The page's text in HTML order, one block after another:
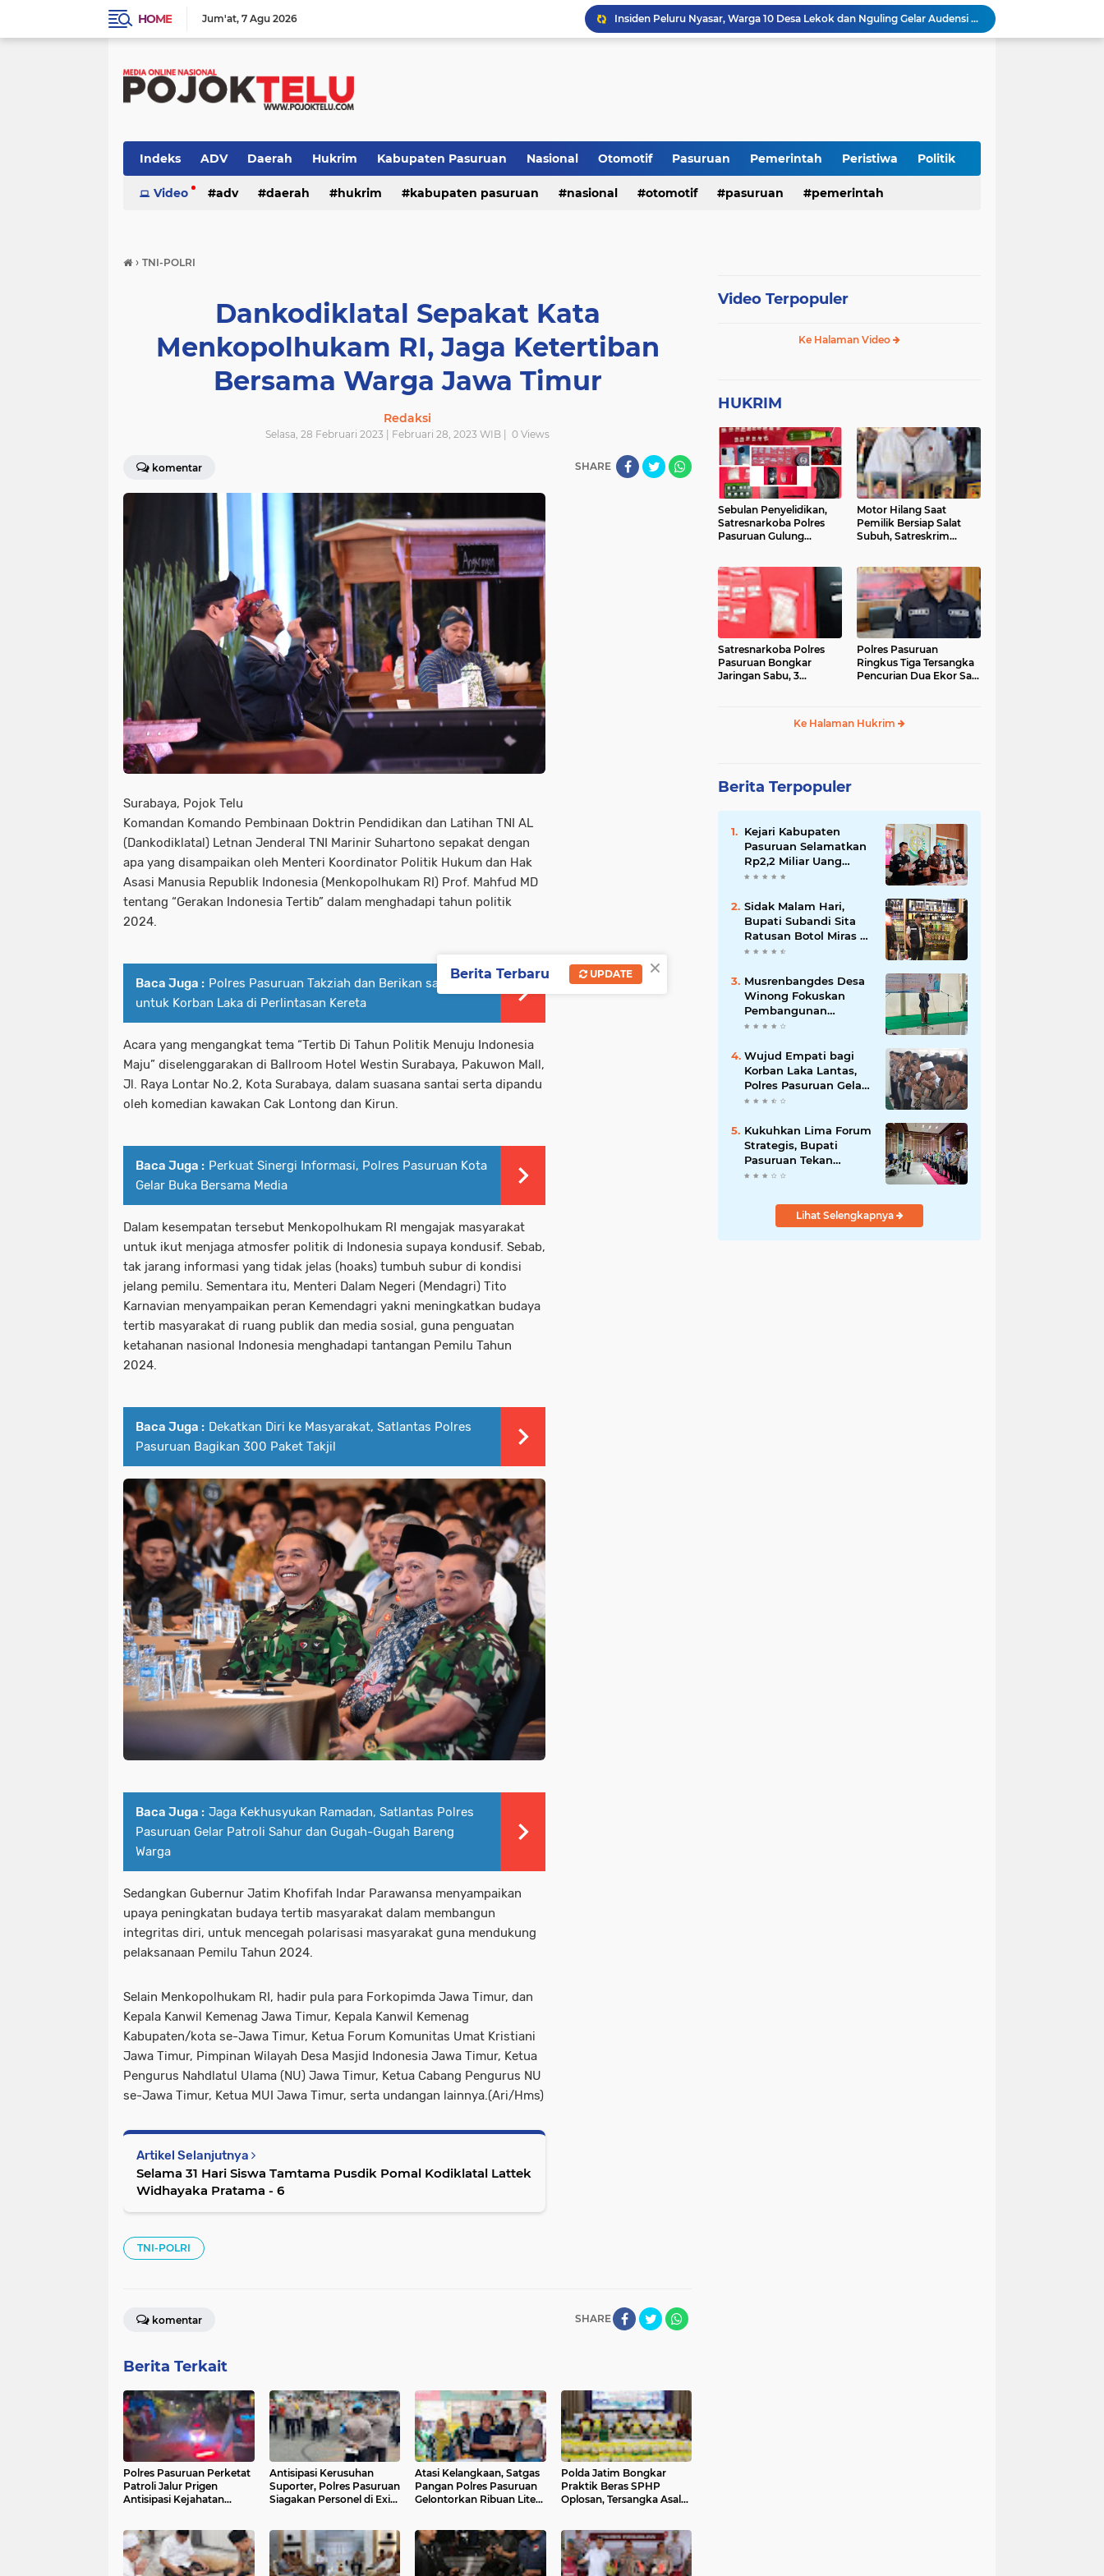
HOME Jum'at 7 Agu 2026 Insiden Peluru Nyasar, Warga 10 Desa Lekok dan Nguling Gelar Audensi dengan Bupati Pasuruan
Indeks ADV Daerah Hukrim Kabupaten Pasuruan Nasional Otomotif Pasuruan Pemerintah Peristiwa Politik
Sidoarjo TNI - POLRI TNI-POLRI
Video adv daerah hukrim kabupaten pasuruan nasional otomotif pasuruan pemerintah
› TNI-POLRI
Dankodiklatal Sepakat Kata
Menkopolhukam RI, Jaga Ketertiban
Bersama Warga Jawa Timur
Redaksi
Selasa, 28 Februari 2023 | Februari 28, 2023 WIB | 0 Views
komentar SHARE
Surabaya, Pojok Telu
Komandan Komando Pembinaan Doktrin Pendidikan dan Latihan TNI AL
(Dankodiklatal) Letnan Jenderal TNI Marinir Suhartono sepakat dengan
apa yang disampaikan oleh Menteri Koordinator Politik Hukum dan Hak
Asasi Manusia Republik Indonesia (Menkopolhukam RI) Prof. Mahfud MD
tentang “Gerakan Indonesia Tertib” dalam menghadapi tahun politik
2024.
Baca Juga : Polres Pasuruan Takziah dan Berikan santunan
untuk Korban Laka di Perlintasan Kereta
Acara yang mengangkat tema “Tertib Di Tahun Politik Menuju Indonesia
Maju” diselenggarakan di Ballroom Hotel Westin Surabaya, Pakuwon Mall,
Jl. Raya Lontar No.2, Kota Surabaya, dalam suasana santai serta dipandu
oleh komedian kawakan Cak Lontong dan Kirun.
Baca Juga : Perkuat Sinergi Informasi, Polres Pasuruan Kota
Gelar Buka Bersama Media
Dalam kesempatan tersebut Menkopolhukam RI mengajak masyarakat
untuk ikut menjaga atmosfer politik di Indonesia supaya kondusif. Sebab,
tak jarang informasi yang tidak jelas (hoaks) tumbuh subur di kondisi
jelang pemilu. Sementara itu, Menteri Dalam Negeri (Mendagri) Tito
Karnavian menyampaikan peran Kemendagri yakni meningkatkan budaya
tertib masyarakat di ruang publik dan media sosial, guna penguatan
ketahanan nasional Indonesia menghadapi tantangan Pemilu Tahun
2024.
Baca Juga : Dekatkan Diri ke Masyarakat, Satlantas Polres
Pasuruan Bagikan 300 Paket Takjil
Baca Juga : Jaga Kekhusyukan Ramadan, Satlantas Polres
Pasuruan Gelar Patroli Sahur dan Gugah-Gugah Bareng
Warga
Sedangkan Gubernur Jatim Khofifah Indar Parawansa menyampaikan
upaya peningkatan budaya tertib masyarakat dalam membangun
integritas diri, untuk mencegah polarisasi masyarakat guna mendukung
pelaksanaan Pemilu Tahun 2024.
Selain Menkopolhukam RI, hadir pula para Forkopimda Jawa Timur, dan
Kepala Kanwil Kemenag Jawa Timur, Kepala Kanwil Kemenag
Kabupaten/kota se-Jawa Timur, Ketua Forum Komunitas Umat Kristiani
Jawa Timur, Pimpinan Wilayah Desa Masjid Indonesia Jawa Timur, Ketua
Pengurus Nahdlatul Ulama (NU) Jawa Timur, Ketua Cabang Pengurus NU
se-Jawa Timur, Ketua MUI Jawa Timur, serta undangan lainnya.(Ari/Hms)
Artikel Selanjutnya
Selama 31 Hari Siswa Tamtama Pusdik Pomal Kodiklatal Lattek
Widhayaka Pratama - 6
TNI-POLRI
SHARE
komentar
Berita Terkait
Polres Pasuruan Perketat
Patroli Jalur Prigen
Antisipasi Kejahatan
Antisipasi Kerusuhan
Suporter, Polres Pasuruan
Siagakan Personel di Exit
Atasi Kelangkaan, Satgas
Pangan Polres Pasuruan
Gelontorkan Ribuan Liter
Polda Jatim Bongkar
Praktik Beras SPHP
Oplosan, Tersangka Asal
Video Terpopuler
Ke Halaman Video
HUKRIM
Sebulan Penyelidikan,
Satresnarkoba Polres
Pasuruan Gulung
Motor Hilang Saat
Pemilik Bersiap Salat
Subuh, Satreskrim
Satresnarkoba Polres
Pasuruan Bongkar
Jaringan Sabu, 3
Polres Pasuruan
Ringkus Tiga Tersangka
Pencurian Dua Ekor Sapi
Ke Halaman Hukrim
Berita Terpopuler
Kejari Kabupaten
Pasuruan Selamatkan
Rp2,2 Miliar Uang
Negara dari Korupsi
Sidak Malam Hari,
Bupati Subandi Sita
Ratusan Botol Miras di
Kawasan Perumahan
Musrenbangdes Desa
Winong Fokuskan
Pembangunan
Berbasis Potensi Lokal,
Meski Dihantam
Efisiensi Anggaran
Wujud Empati bagi
Korban Laka Lantas,
Polres Pasuruan Gelar
Salat Ghaib dan Doa
Kukuhkan Lima Forum
Strategis, Bupati
Pasuruan Tekan
Pentingnya Program
Lihat Selengkapnya
×
Berita Terbaru UPDATE